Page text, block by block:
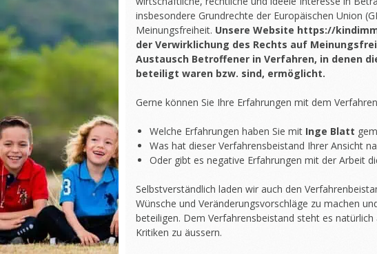
insbesondere Grundrechte der Europäischen Union
Meinungsfreiheit. Unsere Website https://
der Verwirklichung des Rechts auf
Austausch Betroffener in Verfahren, in denen
beteiligt waren bzw. sind, ermöglicht.
Gerne können Sie Ihre Erfahrungen mit dem
Welche Erfahrungen haben Sie mit Inge Blatt
Was hat dieser Verfahrensbeistand Ihrer Ansicht
Oder gibt es negative Erfahrungen mit der Arbeit
Selbstverständlich laden wir auch den
Wünsche und Veränderungsvorschläge zu machen
beteiligen. Dem Verfahrensbeistand steht es
Kritiken zu äussern.